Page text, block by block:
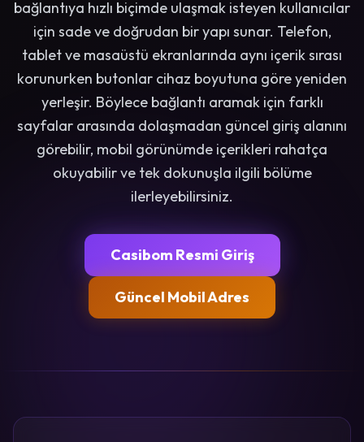
bağlantıya hızlı biçimde ulaşmak isteyen kullanıcılar
için sade ve doğrudan bir yapı sunar. Telefon,
tablet ve masaüstü ekranlarında aynı içerik sırası
korunurken butonlar cihaz boyutuna göre yeniden
yerleşir. Böylece bağlantı aramak için farklı
sayfalar arasında dolaşmadan güncel giriş alanını
görebilir, mobil görünümde içerikleri rahatça
okuyabilir ve tek dokunuşla ilgili bölüme
ilerleyebilirsiniz.
Casibom Resmi Giriş
Güncel Mobil Adres